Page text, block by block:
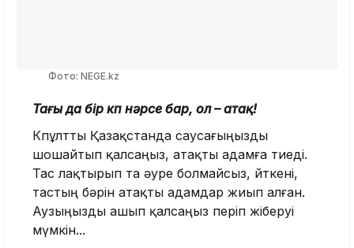
Фото: NEGE.kz
Тағы да бір көп нәрсе бар, ол – атақ!
Көпұлтты Қазақстанда саусағыңызды
шошайтып қалсаңыз, атақты адамға тиеді.
Тас лақтырып та әуре болмайсыз, өйткені,
тастың бәрін атақты адамдар жиып алған.
Аузыңызды ашып қалсаңыз періп жіберуі
мүмкін...